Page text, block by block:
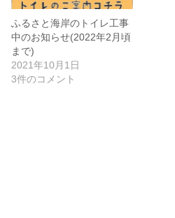
ふるさと海岸のトイレ工事
中のお知らせ(2022年2月頃
まで)
2021年10月1日
3件のコメント